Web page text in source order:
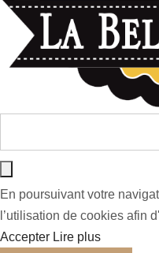
En poursuivant votre
l’utilisation de cookies afin
Accepter Lire plus